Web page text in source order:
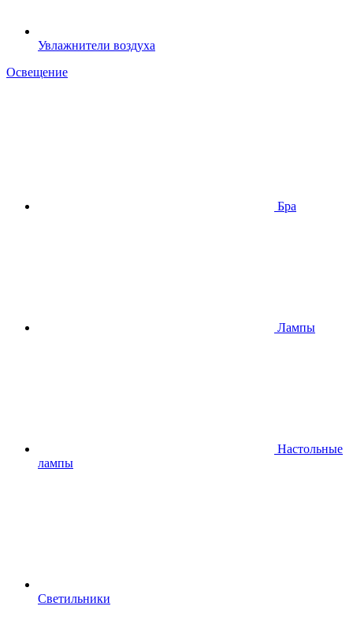
Увлажнители воздуха
Освещение
Бра
Лампы
Настольные
лампы
Светильники